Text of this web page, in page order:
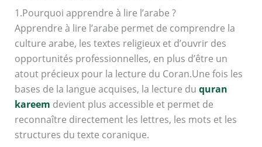
1.Pourquoi apprendre à lire l’arabe ?
Apprendre à lire l’arabe permet de comprendre la
culture arabe, les textes religieux et d’ouvrir des
opportunités professionnelles, en plus d’être un
atout précieux pour la lecture du Coran.Une fois les
bases de la langue acquises, la lecture du quran
kareem devient plus accessible et permet de
reconnaître directement les lettres, les mots et les
structures du texte coranique.